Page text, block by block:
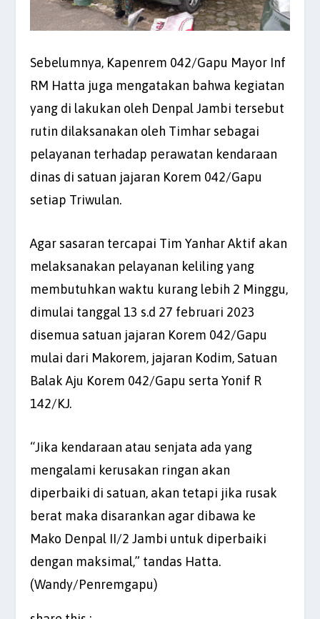
Sebelumnya, Kapenrem 042/Gapu Mayor Inf
RM Hatta juga mengatakan bahwa kegiatan
yang di lakukan oleh Denpal Jambi tersebut
rutin dilaksanakan oleh Timhar sebagai
pelayanan terhadap perawatan kendaraan
dinas di satuan jajaran Korem 042/Gapu
setiap Triwulan.
Agar sasaran tercapai Tim Yanhar Aktif akan
melaksanakan pelayanan keliling yang
membutuhkan waktu kurang lebih 2 Minggu,
dimulai tanggal 13 s.d 27 februari 2023
disemua satuan jajaran Korem 042/Gapu
mulai dari Makorem, jajaran Kodim, Satuan
Balak Aju Korem 042/Gapu serta Yonif R
142/KJ.
“Jika kendaraan atau senjata ada yang
mengalami kerusakan ringan akan
diperbaiki di satuan, akan tetapi jika rusak
berat maka disarankan agar dibawa ke
Mako Denpal II/2 Jambi untuk diperbaiki
dengan maksimal,” tandas Hatta.
(Wandy/Penremgapu)